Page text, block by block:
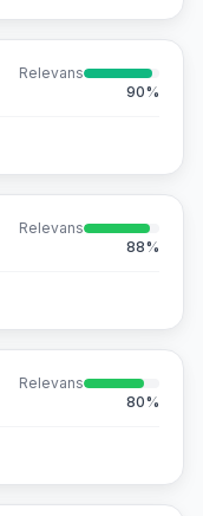
Relevans
90%
Relevans
88%
Relevans
80%